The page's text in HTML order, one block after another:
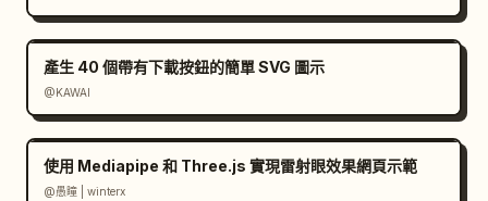
產生 40 個帶有下載按鈕的簡單 SVG 圖示
@KAWAI
使用 Mediapipe 和 Three.js 實現雷射眼效果網頁示範
@愚瞳 | winterx